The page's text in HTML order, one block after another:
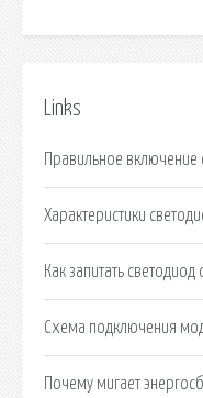
Links
Правильное
Характеристики
Как запитать светодиод
Схема подключения
Почему мигает